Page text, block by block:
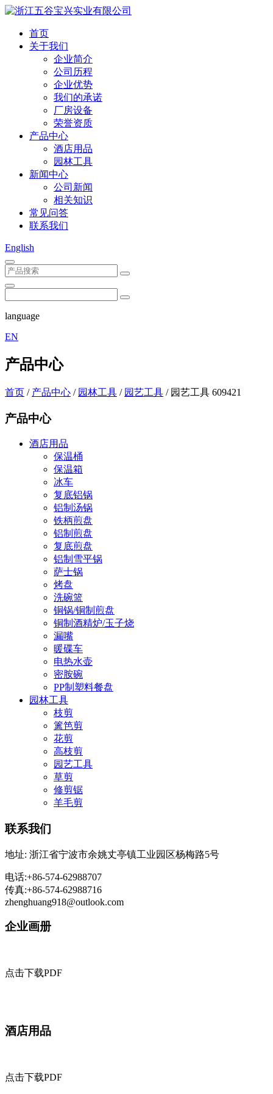
首页
关于我们
企业简介
公司历程
企业优势
我们的承诺
厂房设备
荣誉资质
产品中心
酒店用品
园林工具
新闻中心
公司新闻
相关知识
常见问答
联系我们
English
language
EN
产品中心
首页 / 产品中心 / 园林工具 / 园艺工具 / 园艺工具 609421
产品中心
酒店用品
保温桶
保温箱
冰车
复底铝锅
铝制汤锅
铁柄煎盘
铝制煎盘
复底煎盘
铝制雪平锅
萨士锅
烤盘
洗碗篮
铜锅/铜制煎盘
铜制酒精炉/玉子烧
漏嘴
暖碟车
电热水壶
密胺碗
PP制塑料餐盘
园林工具
枝剪
篱笆剪
花剪
高枝剪
园艺工具
草剪
修剪锯
羊毛剪
联系我们
地址: 浙江省宁波市余姚丈亭镇工业园区杨梅路5号
电话:+86-574-62988707
传真:+86-574-62988716
zhenghuang918@outlook.com
企业画册
点击下载PDF
酒店用品
点击下载PDF